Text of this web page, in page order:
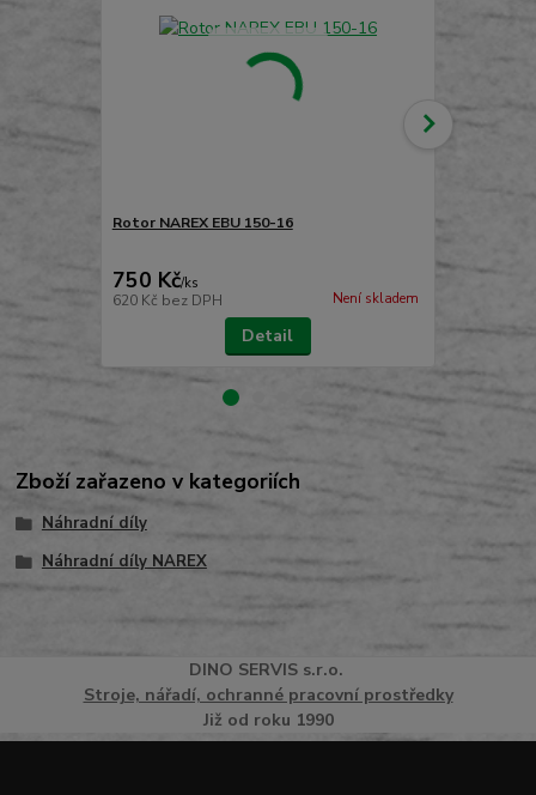
Rotor NAREX EBU 150-16
750 Kč/ks
620 Kč bez DPH Není skladem
Detail
1 290 Kč
Zboží zařazeno v kategoriích
Náhradní díly
Náhradní díly NAREX
DINO SERVISs.r.o.
Stroje, nářadí, ochranné pracovní prostředky
Již od roku 1990